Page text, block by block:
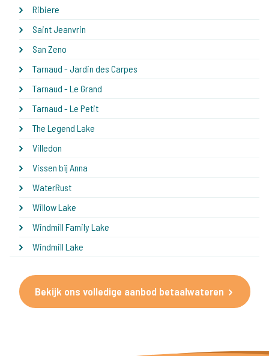
Ribiere
Saint Jeanvrin
San Zeno
Tarnaud - Jardin des Carpes
Tarnaud - Le Grand
Tarnaud - Le Petit
The Legend Lake
Villedon
Vissen bij Anna
WaterRust
Willow Lake
Windmill Family Lake
Windmill Lake
Bekijk ons volledige aanbod betaalwateren